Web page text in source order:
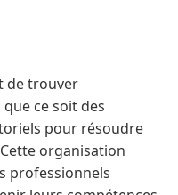
de trouver
ce soit des
pour résoudre
organisation
professionnels